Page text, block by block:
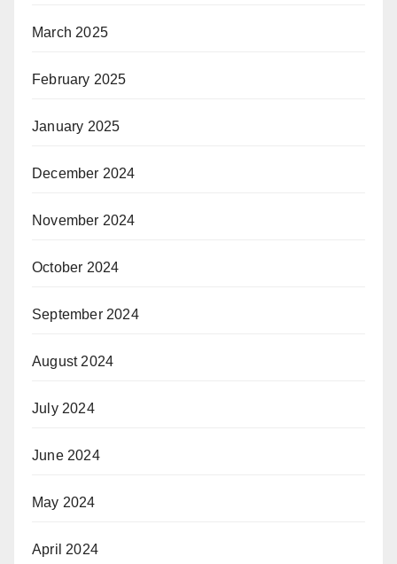
March 2025
February 2025
January 2025
December 2024
November 2024
October 2024
September 2024
August 2024
July 2024
June 2024
May 2024
April 2024